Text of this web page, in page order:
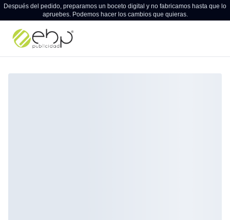
Después del pedido, preparamos un boceto digital y no fabricamos hasta que lo
apruebes. Podemos hacer los cambios que quieras.